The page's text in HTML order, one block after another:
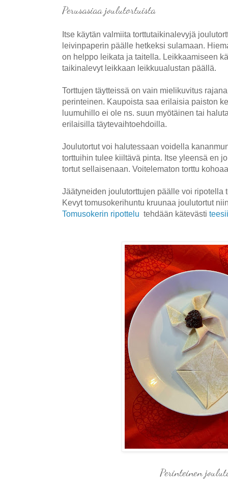
Perusasiaa joulutortuista
Itse käytän valmiita torttutaikinalevyjä
leivinpaperin päälle hetkeksi sulamaan.
on helppo leikata ja taitella. Leikkaamiseen
taikinalevyt leikkaan leikkuualustan päällä.
Torttujen täytteissä on vain mielikuvitus
perinteinen. Kaupoista saa erilaisia paiston
luumuhillo ei ole ns. suun myötäinen tai
erilaisilla täytevaihtoehdoilla.
Joulutortut voi halutessaan voidella
torttuihin tulee kiiltävä pinta. Itse yleensä en
tortut sellaisenaan. Voitelematon torttu
Jäätyneiden joulutorttujen päälle voi ripotella
Kevyt tomusokerihuntu kruunaa joulutortut
Tomusokerin ripottelu tehdään kätevästi
Perinteinen